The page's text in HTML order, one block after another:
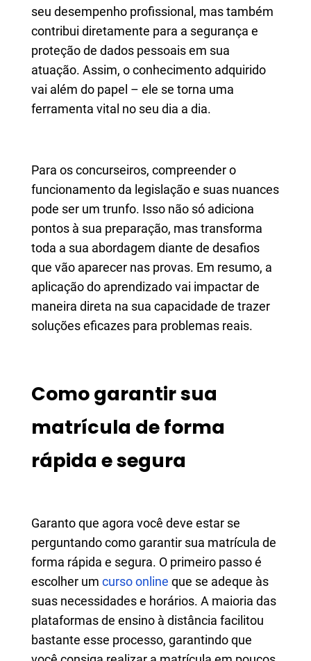
seu desempenho profissional, mas também
contribui diretamente para a segurança e
proteção de dados pessoais em sua
atuação. Assim, o conhecimento adquirido
vai além do papel – ele se torna uma
ferramenta vital no seu dia a dia.
Para os concurseiros, compreender o
funcionamento da legislação e suas nuances
pode ser um trunfo. Isso não só adiciona
pontos à sua preparação, mas transforma
toda a sua abordagem diante de desafios
que vão aparecer nas provas. Em resumo, a
aplicação do aprendizado vai impactar de
maneira direta na sua capacidade de trazer
soluções eficazes para problemas reais.
Como garantir sua
matrícula de forma
rápida e segura
Garanto que agora você deve estar se
perguntando como garantir sua matrícula de
forma rápida e segura. O primeiro passo é
escolher um curso online que se adeque às
suas necessidades e horários. A maioria das
plataformas de ensino à distância facilitou
bastante esse processo, garantindo que